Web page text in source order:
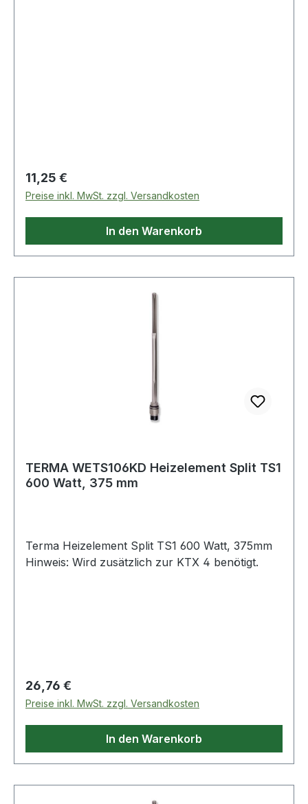
Regulärer Preis:
11,25 €
Preise inkl. MwSt. zzgl. Versandkosten
In den Warenkorb
TERMA WETS106KD Heizelement Split TS1
600 Watt, 375 mm
Terma Heizelement Split TS1 600 Watt, 375mm
Hinweis: Wird zusätzlich zur KTX 4 benötigt.
Regulärer Preis:
26,76 €
Preise inkl. MwSt. zzgl. Versandkosten
In den Warenkorb